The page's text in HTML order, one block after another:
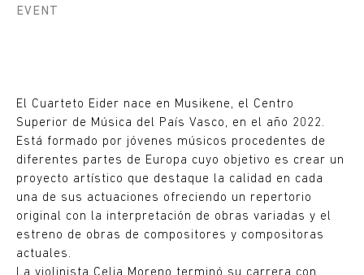
EVENT
El Cuarteto Eider nace en Musikene, el Centro
Superior de Música del País Vasco, en el año 2022.
Está formado por jóvenes músicos procedentes de
diferentes partes de Europa cuyo objetivo es crear un
proyecto artístico que destaque la calidad en cada
una de sus actuaciones ofreciendo un repertorio
original con la interpretación de obras variadas y el
estreno de obras de compositores y compositoras
actuales.